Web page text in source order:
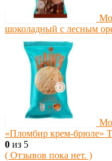
шоколадный с лесным
«Пломбир крем-брюле»
0 из 5
( Отзывов пока нет. )